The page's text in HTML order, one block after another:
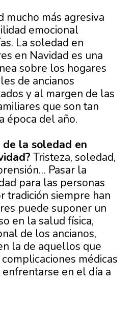
mucho más agresiva
emocional
Lasoledad en
en Navidad es una
sobre los hogares
de ancianos
y al margen de las
que son tan
época del año.
de la soledad en
Tristeza, soledad,
Pasar la
para las personas
tradición siempre han
puede suponer un
en la salud física,
de los ancianos,
la de aquellos que
médicas
en el día a